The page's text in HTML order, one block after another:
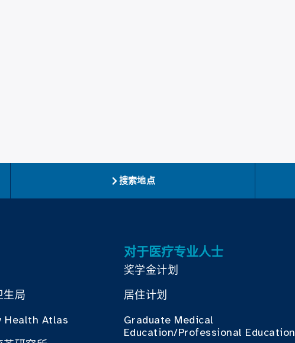
搜索地点
生局
Health Atlas
对于医疗专业人士
奖学金计划
居住计划
Graduate Medical
Education/Professional Education